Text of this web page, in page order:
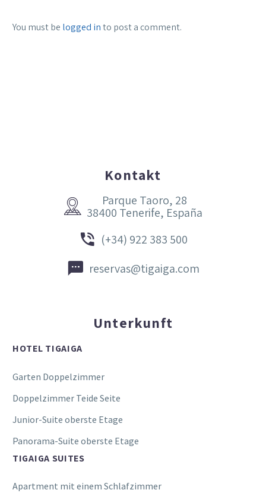
You must be logged into post a comment.
Kontakt


Parque Taoro, 28
38400 Tenerife, España

 (+34) 922 383 500

 reservas@tigaiga.com
Unterkunft
HOTEL TIGAIGA
Garten Doppelzimmer
Doppelzimmer Teide Seite
Junior-Suite oberste Etage
Panorama-Suite oberste Etage
TIGAIGA SUITES
Apartment mit einem Schlafzimmer